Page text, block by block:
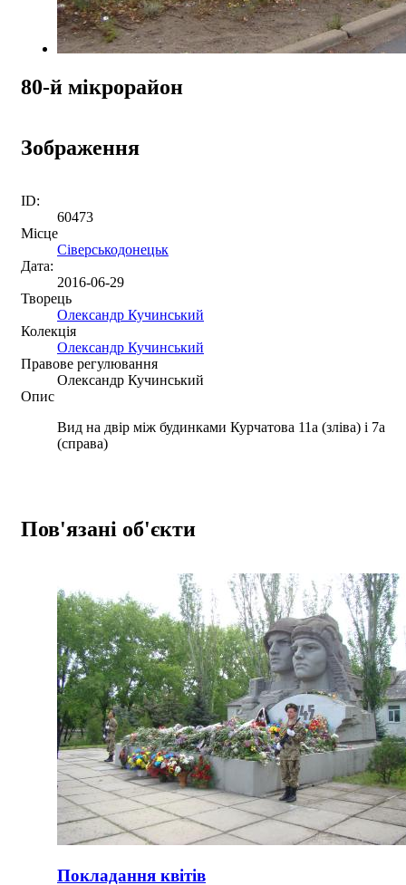
80-й мікрорайон
Зображення
ID:
60473
Місце
Сіверськодонецьк
Дата:
2016-06-29
Творець
Олександр Кучинський
Колекція
Олександр Кучинський
Правове регулювання
Олександр Кучинський
Опис
Вид на двір між будинками Курчатова 11а (зліва) і 7а
(справа)
Пов'язані об'єкти
Покладання квітів